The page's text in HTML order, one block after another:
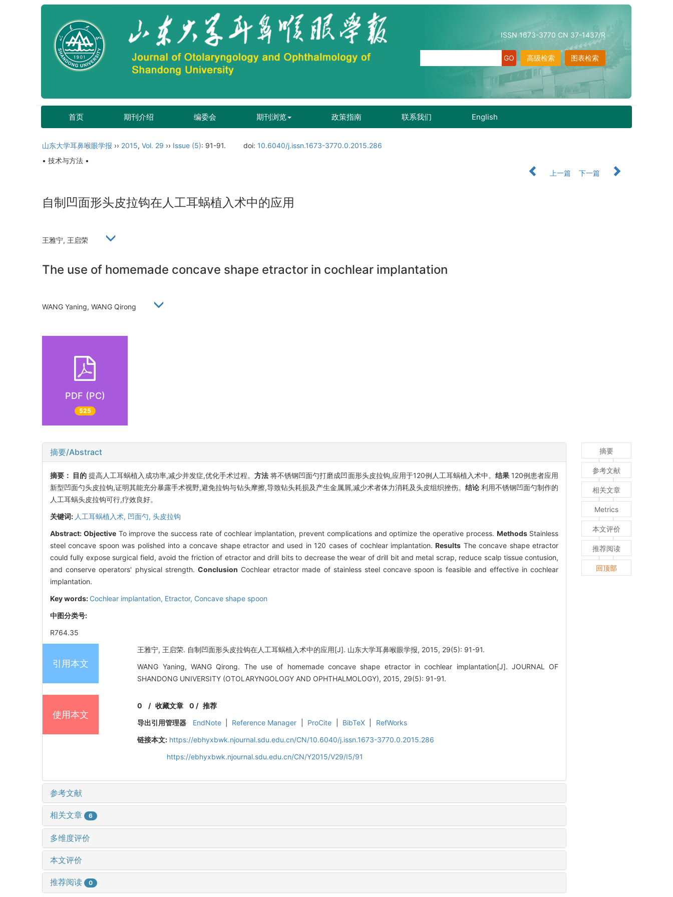
ISSN 1673-3770 CN 37-1437/R
图表检索
高级检索
首页 期刊介绍 编委会 期刊浏览 政策指南 联系我们 English
山东大学耳鼻喉眼学报 ›› 2015, Vol. 29 ›› Issue (5): 91-91. doi: 10.6040/j.issn.1673-3770.0.2015.286
• 技术与方法 •
上一篇
下一篇
自制凹面形头皮拉钩在人工耳蜗植入术中的应用
王雅宁, 王启荣
The use of homemade concave shape etractor in cochlear implantation
WANG Yaning, WANG Qirong
PDF (PC)
525
摘要/Abstract
摘要： 目的 提高人工耳蜗植入成功率,减少并发症,优化手术过程。方法 将不锈钢凹面勺打磨成凹面形头皮拉钩,应用于120例人工耳蜗植入术中。结果 120例患者应用
新型凹面勺头皮拉钩,证明其能充分暴露手术视野,避免拉钩与钻头摩擦,导致钻头耗损及产生金属屑,减少术者体力消耗及头皮组织挫伤。结论 利用不锈钢凹面勺制作的
人工耳蜗头皮拉钩可行,疗效良好。
关键词: 人工耳蜗植入术, 凹面勺, 头皮拉钩
Abstract: ObjectiveTo improve the success rate of cochlear implantation, prevent complications and optimize the operative process. MethodsStainless
steel concave spoon was polished into a concave shape etractor and used in 120 cases of cochlear implantation.Results The concave shape etractor
could fully expose surgical field, avoid the friction of etractor and drill bits to decrease the wear of drill bit and metal scrap, reduce scalp tissue contusion,
and conserve operators' physical strength. Conclusion Cochlear etractor made of stainless steel concave spoon is feasible and effective in cochlear
implantation.
Key words: Cochlear implantation, Etractor, Concave shape spoon
中图分类号:
R764.35
引用本文
王雅宁, 王启荣. 自制凹面形头皮拉钩在人工耳蜗植入术中的应用[J]. 山东大学耳鼻喉眼学报, 2015, 29(5): 91-91.
WANG Yaning, WANG Qirong. The use of homemade concave shape etractor in cochlear implantation[J]. JOURNAL OF
SHANDONG UNIVERSITY (OTOLARYNGOLOGY AND OPHTHALMOLOGY), 2015, 29(5): 91-91.
使用本文
0 /收藏文章 0 / 推荐
导出引用管理器
EndNote Reference Manager ProCite BibTeX
RefWorks
链接本文: https://ebhyxbwk.njournal.sdu.edu.cn/CN/10.6040/j.issn.1673-3770.0.2015.286
https://ebhyxbwk.njournal.sdu.edu.cn/CN/Y2015/V29/I5/91
参考文献
相关文章 6
多维度评价
本文评价
推荐阅读 0
摘要
参考文献
相关文章
Metrics
本文评价
推荐阅读
回顶部